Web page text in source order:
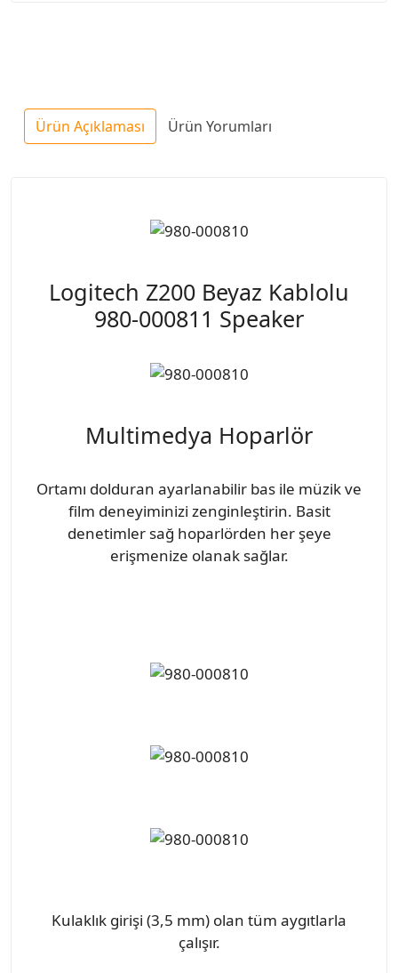
Ürün Açıklaması Ürün Yorumları
Logitech Z200 Beyaz Kablolu
980-000811 Speaker
Multimedya Hoparlör
Ortamı dolduran ayarlanabilir bas ile müzik ve
film deneyiminizi zenginleştirin. Basit
denetimler sağ hoparlörden her şeye
erişmenize olanak sağlar.
Kulaklık girişi (3,5 mm) olan tüm aygıtlarla
çalışır.